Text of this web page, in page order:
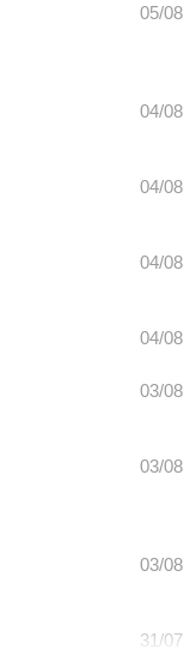
05/08
04/08
04/08
04/08
04/08
03/08
03/08
03/08
31/07